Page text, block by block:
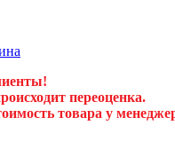
переоценка.
товара у